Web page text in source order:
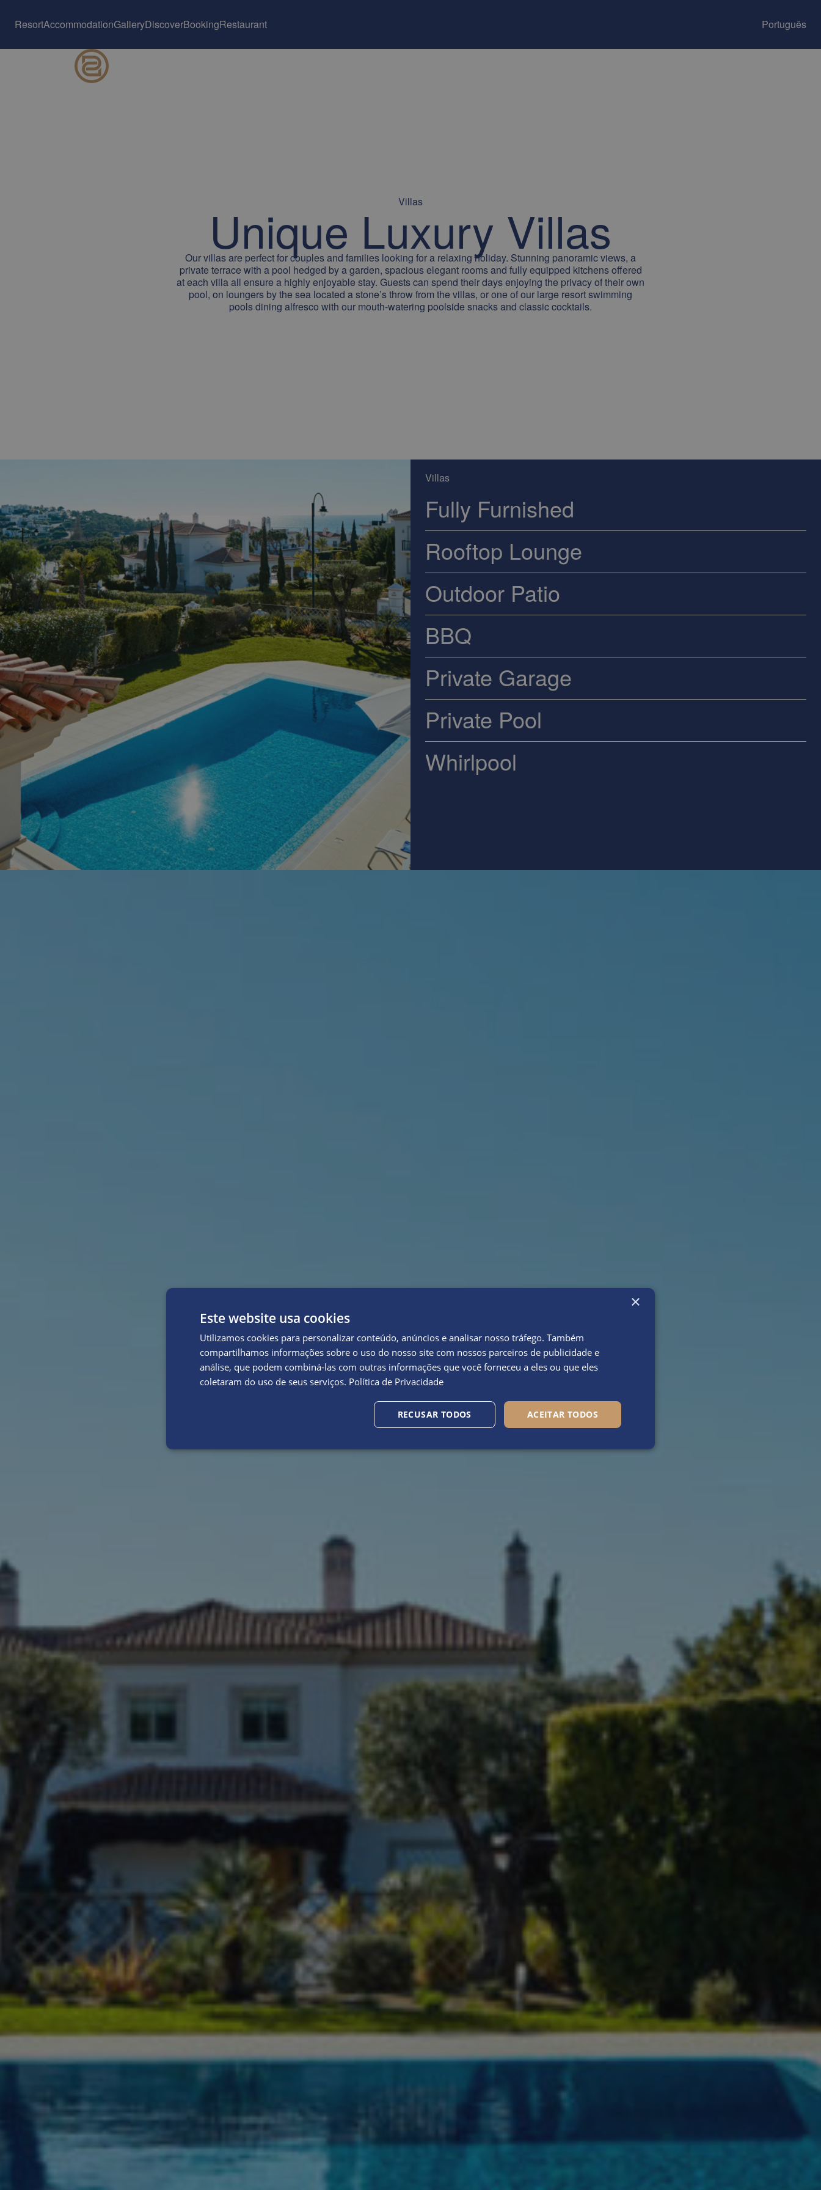
ResortAccommodationGalleryDiscoverBookingRestaurant Português
Villas
Unique Luxury Villas
Our villas are perfect for couples and families looking for a relaxing holiday. Stunning panoramic views, a
private terrace with a pool hedged by a garden, spacious elegant rooms and fully equipped kitchens offered
at each villa all ensure a highly enjoyable stay. Guests can spend their days enjoying the privacy of their own
pool, on loungers by the sea located a stone’s throw from the villas, or one of our large resort swimming
pools dining alfresco with our mouth-watering poolside snacks and classic cocktails.
Villas
Fully Furnished
Rooftop Lounge
Outdoor Patio
BBQ
Private Garage
Private Pool
Whirlpool
×
Este website usa cookies
Utilizamos cookies para personalizar conteúdo, anúncios e analisar nosso tráfego. Também
compartilhamos informações sobre o uso do nosso site com nossos parceiros de publicidade e
análise, que podem combiná-las com outras informações que você forneceu a eles ou que eles
coletaram do uso de seus serviços. Política de Privacidade
ACEITAR TODOS
RECUSAR TODOS